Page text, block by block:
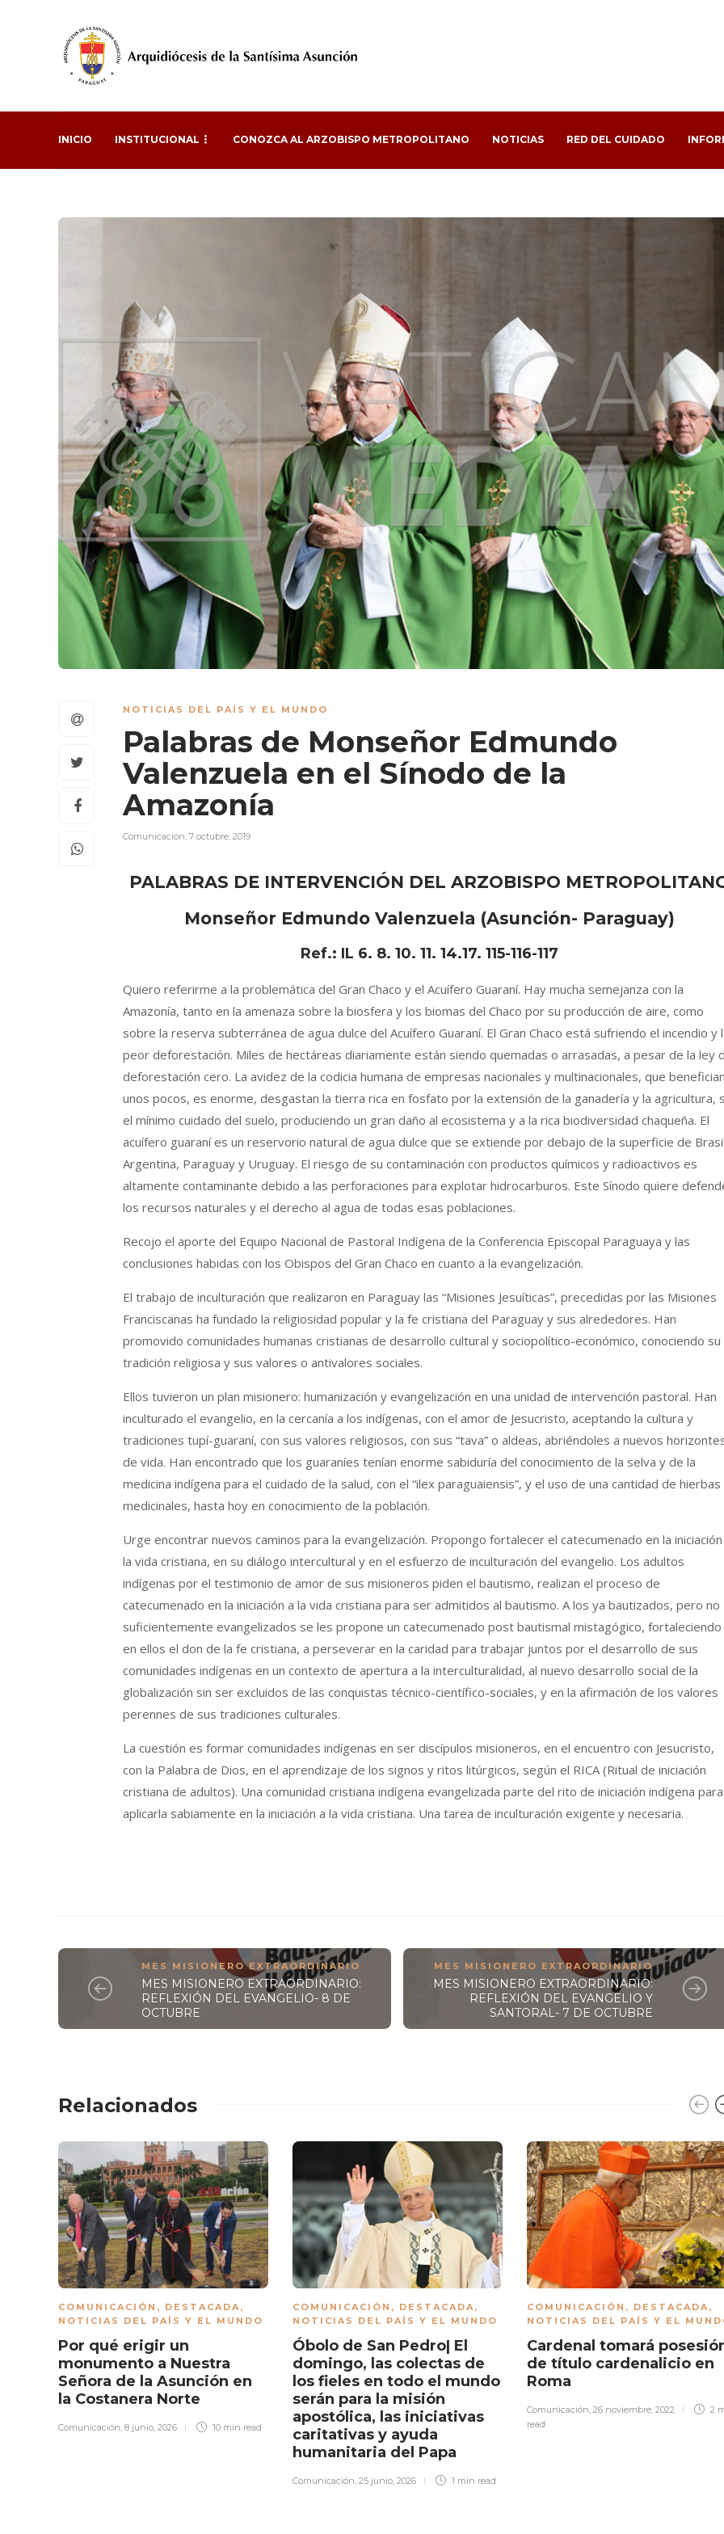
INICIO INSTITUCIONAL CONOZCA AL ARZOBISPO METROPOLITANO NOTICIAS RED DEL CUIDADO
NOTICIAS DEL PAÍS Y EL MUNDO
Palabras de Monseñor Edmundo
Valenzuela en el Sínodo de la
Amazonía
Comunicación 7 octubre, 2019
PALABRAS DE INTERVENCIÓN DEL ARZOBISPO
Monseñor Edmundo Valenzuela (Asunción- Paraguay)
Ref.: IL 6. 8. 10. 11. 14.17. 115-116-117
Quiero referirme a la problemática del Gran Chaco y el Acuífero Guaraní. Hay mucha semejanza con la
Amazonía, tanto en la amenaza sobre la biosfera y los biomas del Chaco por su producción de aire, como
sobre la reserva subterránea de agua dulce del Acuífero Guaraní. El Gran Chaco está sufriendo el incendio y
peor deforestación. Miles de hectáreas diariamente están siendo quemadas o arrasadas, a pesar de la ley
deforestación cero. La avidez de la codicia humana de empresas nacionales y multinacionales, que
unos pocos, es enorme, desgastan la tierra rica en fosfato por la extensión de la ganadería y la agricultura,
el mínimo cuidado del suelo, produciendo un gran daño al ecosistema y a la rica biodiversidad chaqueña. El
acuífero guaraní es un reservorio natural de agua dulce que se extiende por debajo de la superficie de
Argentina, Paraguay y Uruguay. El riesgo de su contaminación con productos químicos y radioactivos es
altamente contaminante debido a las perforaciones para explotar hidrocarburos. Este Sínodo quiere
los recursos naturales y el derecho al agua de todas esas poblaciones.
Recojo el aporte del Equipo Nacional de Pastoral Indígena de la Conferencia Episcopal Paraguaya y las
conclusiones habidas con los Obispos del Gran Chaco en cuanto a la evangelización.
El trabajo de inculturación que realizaron en Paraguay las “Misiones Jesuíticas”, precedidas por las Misiones
Franciscanas ha fundado la religiosidad popular y la fe cristiana del Paraguay y sus alrededores. Han
promovido comunidades humanas cristianas de desarrollo cultural y sociopolítico-económico, conociendo su
tradición religiosa y sus valores o antivalores sociales.
Ellos tuvieron un plan misionero: humanización y evangelización en una unidad de intervención pastoral. Han
inculturado el evangelio, en la cercanía a los indígenas, con el amor de Jesucristo, aceptando la cultura y
tradiciones tupí-guaraní, con sus valores religiosos, con sus “tava” o aldeas, abriéndoles a nuevos
de vida. Han encontrado que los guaraníes tenían enorme sabiduría del conocimiento de la selva y de la
medicina indígena para el cuidado de la salud, con el “ilex paraguaiensis”, y el uso de una cantidad de hierbas
medicinales, hasta hoy en conocimiento de la población.
Urge encontrar nuevos caminos para la evangelización. Propongo fortalecer el catecumenado en la
la vida cristiana, en su diálogo intercultural y en el esfuerzo de inculturación del evangelio. Los adultos
indígenas por el testimonio de amor de sus misioneros piden el bautismo, realizan el proceso de
catecumenado en la iniciación a la vida cristiana para ser admitidos al bautismo. A los ya bautizados, pero no
suficientemente evangelizados se les propone un catecumenado post bautismal mistagógico, fortaleciendo
en ellos el don de la fe cristiana, a perseverar en la caridad para trabajar juntos por el desarrollo de sus
comunidades indígenas en un contexto de apertura a la interculturalidad, al nuevo desarrollo social de la
globalización sin ser excluidos de las conquistas técnico-científico-sociales, y en la afirmación de los valores
perennes de sus tradiciones culturales.
La cuestión es formar comunidades indígenas en ser discípulos misioneros, en el encuentro con Jesucristo,
con la Palabra de Dios, en el aprendizaje de los signos y ritos litúrgicos, según el RICA (Ritual de iniciación
cristiana de adultos). Una comunidad cristiana indígena evangelizada parte del rito de iniciación indígena para
aplicarla sabiamente en la iniciación a la vida cristiana. Una tarea de inculturación exigente y necesaria.
MES MISIONERO EXTRAORDINARIO
MES MISIONERO EXTRAORDINARIO:
REFLEXIÓN DEL EVANGELIO- 8 DE
OCTUBRE
MES MISIONERO EXTRAORDINARIO
MES MISIONERO EXTRAORDINARIO:
REFLEXIÓN DEL EVANGELIO Y
SANTORAL- 7 DE OCTUBRE
Relacionados
COMUNICACIÓN , DESTACADA ,
NOTICIAS DEL PAÍS Y EL MUNDO
Por qué erigir un
monumento a Nuestra
Señora de la Asunción en
la Costanera Norte
Comunicación 8 junio, 2026 10 min read
COMUNICACIÓN , DESTACADA ,
NOTICIAS DEL PAÍS Y EL MUNDO
Óbolo de San Pedro| El
domingo, las colectas de
los fieles en todo el mundo
serán para la misión
apostólica, las iniciativas
caritativas y ayuda
humanitaria del Papa
Comunicación 25 junio, 2026 1 min read
COMUNICACIÓN , DESTACADA ,
NOTICIAS DEL PAÍS Y EL
Cardenal tomará
de título cardenalicio en
Roma
Comunicación 26 noviembre, 2022
2
read